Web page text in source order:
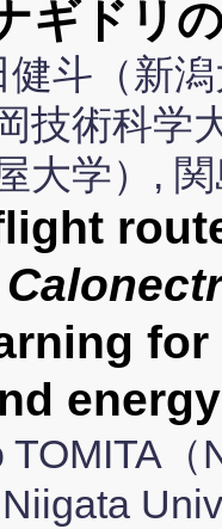
ギドリ
斗（新
技術科学
大学）,
energy
TOMITA